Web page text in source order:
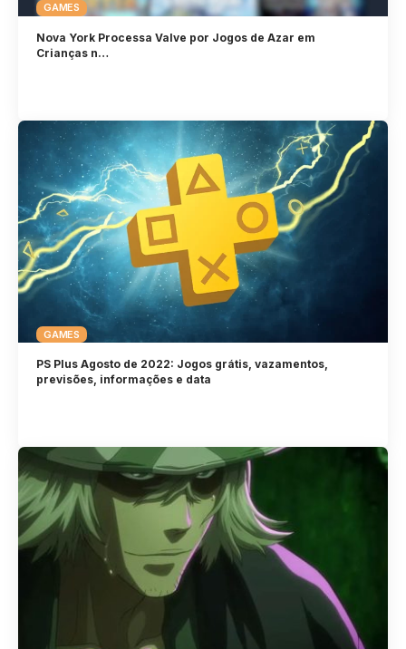
GAMES
Nova York Processa Valve por Jogos de Azar em
Crianças n…
GAMES
PS Plus Agosto de 2022: Jogos grátis, vazamentos,
previsões, informações e data